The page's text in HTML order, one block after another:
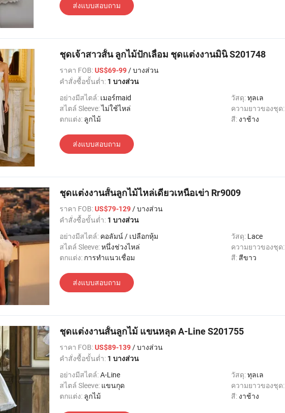
ส่งแบบสอบถาม
ชุดเจ้าสาวสั้น ลูกไม้ปักเลื่อม ชุดแต่งงานมินิ S201748
ราคา FOB:US$69-99/ บางส่วน
คำสั่งซื้อขั้นต่ำ: 1 บางส่วน
อย่างมีสไตล์: เมอร์maid วัสดุ:ทุลเล
สไตล์ Sleeve:ไม่ใช้ไหล่ ความยาวของชุด:
ตกแต่ง: ลูกไม้ สี: งาช้าง
ส่งแบบสอบถาม
ชุดแต่งงานสั้นลูกไม้ไหล่เดียวเหนือเข่า Rr9009
ราคา FOB:US$79-129/ บางส่วน
คำสั่งซื้อขั้นต่ำ: 1 บางส่วน
อย่างมีสไตล์: คอลัมน์ / เปลือกหุ้ม วัสดุ: Lace
สไตล์ Sleeve:หนึ่งช่วงไหล่ ความยาวของชุด:
ตกแต่ง: การทำแนวเชื่อม สี: สีขาว
ส่งแบบสอบถาม
ชุดแต่งงานสั้นลูกไม้ แขนหลุด A-Line S201755
ราคา FOB:US$89-139/ บางส่วน
คำสั่งซื้อขั้นต่ำ: 1 บางส่วน
อย่างมีสไตล์:A-Line วัสดุ:ทุลเล
สไตล์ Sleeve: แขนกุด ความยาวของชุด:
ตกแต่ง: ลูกไม้ สี: งาช้าง